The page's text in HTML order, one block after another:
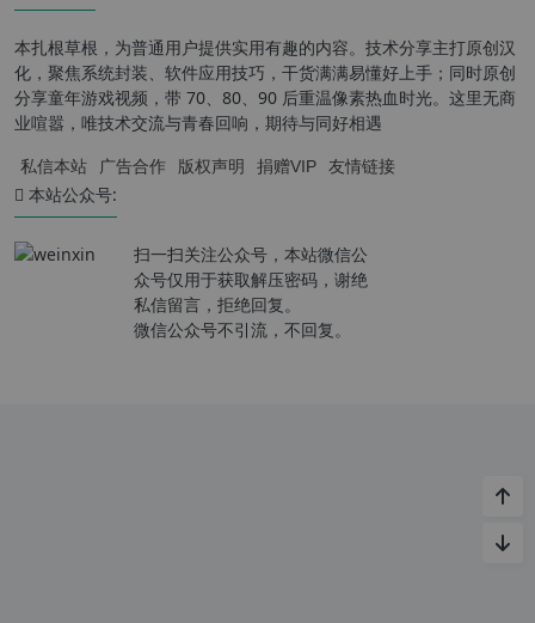
本扎根草根，为普通用户提供实用有趣的内容。技术分享主打原创汉
化，聚焦系统封装、软件应用技巧，干货满满易懂好上手；同时原创
分享童年游戏视频，带 70、80、90 后重温像素热血时光。这里无商
业喧嚣，唯技术交流与青春回响，期待与同好相遇
私信本站 广告合作 版权声明 捐赠VIP 友情链接
本站公众号:
扫一扫关注公众号，本站微信公
众号仅用于获取解压密码，谢绝
私信留言，拒绝回复。
微信公众号不引流，不回复。